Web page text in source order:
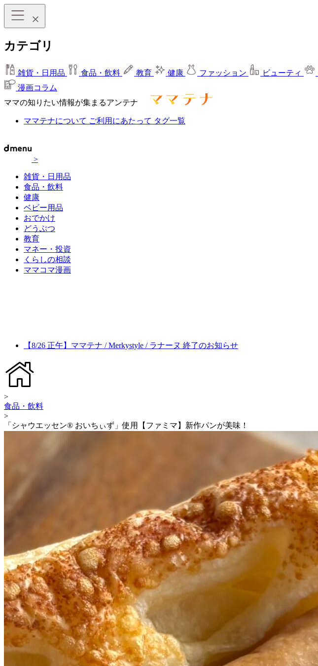
カテゴリ
雑貨・日用品 食品・飲料 教育 健康 ファッション ビューティ
漫画コラム
ママの知りたい情報が集まるアンテナ
ママテナについて ご利用にあたって タグ一覧
>
雑貨・日用品
食品・飲料
健康
ベビー用品
おでかけ
どうぶつ
教育
マネー・投資
くらしの相談
ママコマ漫画
【8/26 正午】ママテナ / Merkystyle / ラナーヌ 終了のお知らせ
>
食品・飲料
>
「シャウエッセン® おいちぃず」使用【ファミマ】新作パンが美味！